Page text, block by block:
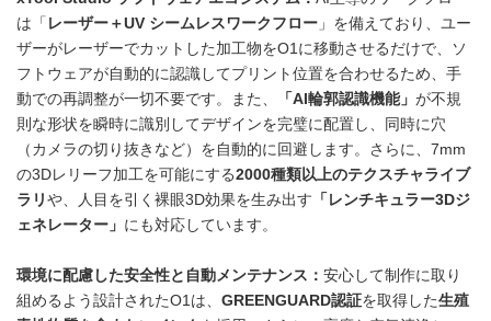
は「 レーザー＋UV シームレスワークフロー 」を備えており、ユー
ザーがレーザーでカットした加工物をO1に移動させるだけで、ソ
フトウェアが自動的に認識してプリント位置を合わせるため、手
動での再調整が一切不要です。また、
「AI輪郭認識機能」 が不規
則な形状を瞬時に識別してデザインを完璧に配置し、同時に穴
（カメラの切り抜きなど）を自動的に回避します。さらに、7mm
の3Dレリーフ加工を可能にする2000種類以上のテクスチャライブ
ラリ や、人目を引く裸眼3D効果を生み出す 「レンチキュラー3Dジ
ェネレーター」 にも対応しています。
環境に配慮した安全性と自動メンテナンス： 安心して制作に取り
組めるよう設計されたO1は、 GREENGUARD認証を取得した生殖